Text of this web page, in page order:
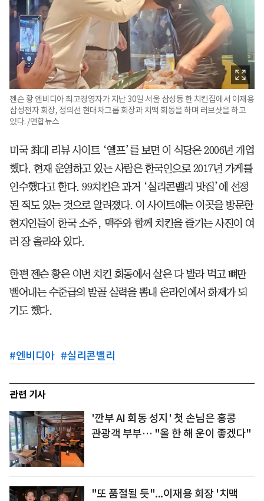
젠슨 황 엔비디아 최고경영자가 지난 30일 서울 삼성동 한 치킨집에서 이재용
삼성전자 회장, 정의선 현대차그룹 회장과 치맥 회동을 하며 러브샷을 하고
있다. /연합뉴스
미국 최대 리뷰 사이트 ‘옐프’를 보면 이 식당은 2006년 개업
했다. 현재 운영하고 있는 사람은 한국인으로 2017년 가게를
인수했다고 한다. 99치킨은 과거 ‘실리콘밸리 맛집’에 선정
된 적도 있는 것으로 알려졌다. 이 사이트에는 이곳을 방문한
현지인들이 한국 소주, 맥주와 함께 치킨을 즐기는 사진이 여
러 장 올라와 있다.
한편 젠슨 황은 이번 치킨 회동에서 살은 다 발라 먹고 뼈만
뱉어내는 수준급의 발골 실력을 뽐내 온라인에서 화제가 되
기도 했다.
#엔비디아 #실리콘밸리
관련 기사
'깐부 AI 회동 성지' 첫 손님은 홍콩
관광객 부부… "올 한 해 운이 좋겠다"
"또 품절될 듯"...이재용 회장 '치맥